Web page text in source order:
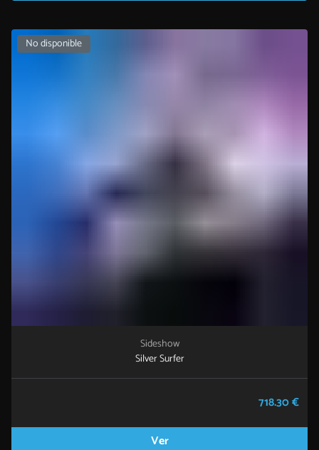
No disponible
Sideshow
Silver Surfer
718.30 €
Ver